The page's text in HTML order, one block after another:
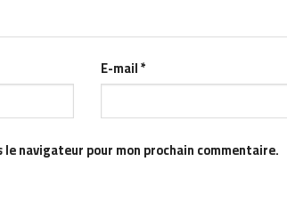
E-mail*
navigateur pour mon prochain commentaire.